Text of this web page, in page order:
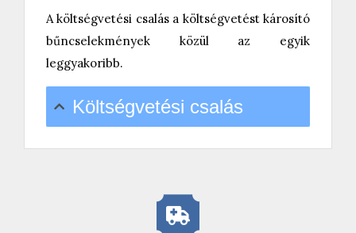
A költségvetési csalás a költségvetést károsító
bűncselekmények közül az egyik
leggyakoribb.
Költségvetési csalás